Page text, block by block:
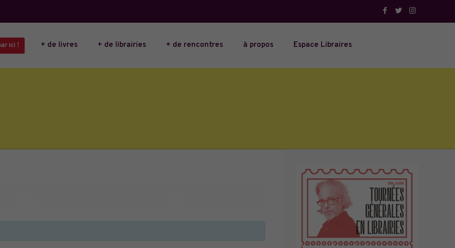
ici ! + de livres + de librairies + de rencontres à propos Espace Libraires